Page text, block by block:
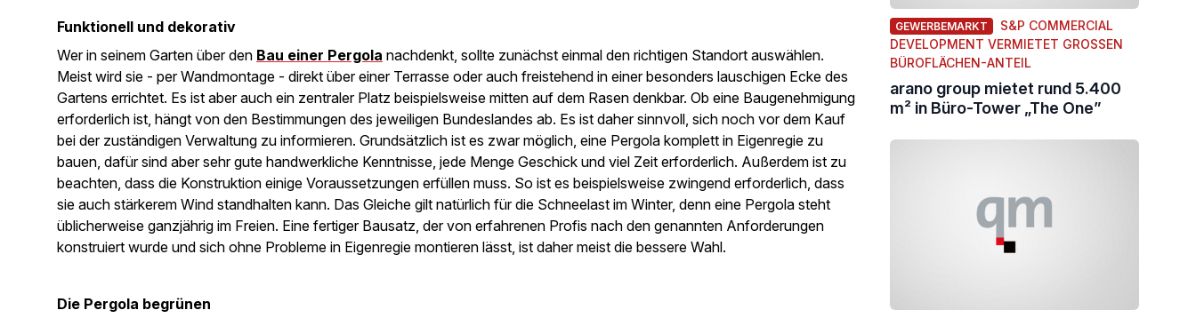
Funktionell und dekorativ
Wer in seinem Garten über den Bau einer Pergola nachdenkt, sollte zunächst einmal den richtigen Standort auswählen.
Meist wird sie - per Wandmontage - direkt über einer Terrasse oder auch freistehend in einer besonders lauschigen Ecke des
Gartens errichtet. Es ist aber auch ein zentraler Platz beispielsweise mitten auf dem Rasen denkbar. Ob eine Baugenehmigung
erforderlich ist, hängt von den Bestimmungen des jeweiligen Bundeslandes ab. Es ist daher sinnvoll, sich noch vor dem Kauf
bei der zuständigen Verwaltung zu informieren. Grundsätzlich ist es zwar möglich, eine Pergola komplett in Eigenregie zu
bauen, dafür sind aber sehr gute handwerkliche Kenntnisse, jede Menge Geschick und viel Zeit erforderlich. Außerdem ist zu
beachten, dass die Konstruktion einige Voraussetzungen erfüllen muss. So ist es beispielsweise zwingend erforderlich, dass
sie auch stärkerem Wind standhalten kann. Das Gleiche gilt natürlich für die Schneelast im Winter, denn eine Pergola steht
üblicherweise ganzjährig im Freien. Eine fertiger Bausatz, der von erfahrenen Profis nach den genannten Anforderungen
konstruiert wurde und sich ohne Probleme in Eigenregie montieren lässt, ist daher meist die bessere Wahl.
Die Pergola begrünen
GEWERBEMARKT
S&P COMMERCIAL
DEVELOPMENT VERMIETET GROSSEN B
ÜROFLÄCHEN-ANTEIL
arano group mietet rund 5.400
m² in Büro-Tower „The One”